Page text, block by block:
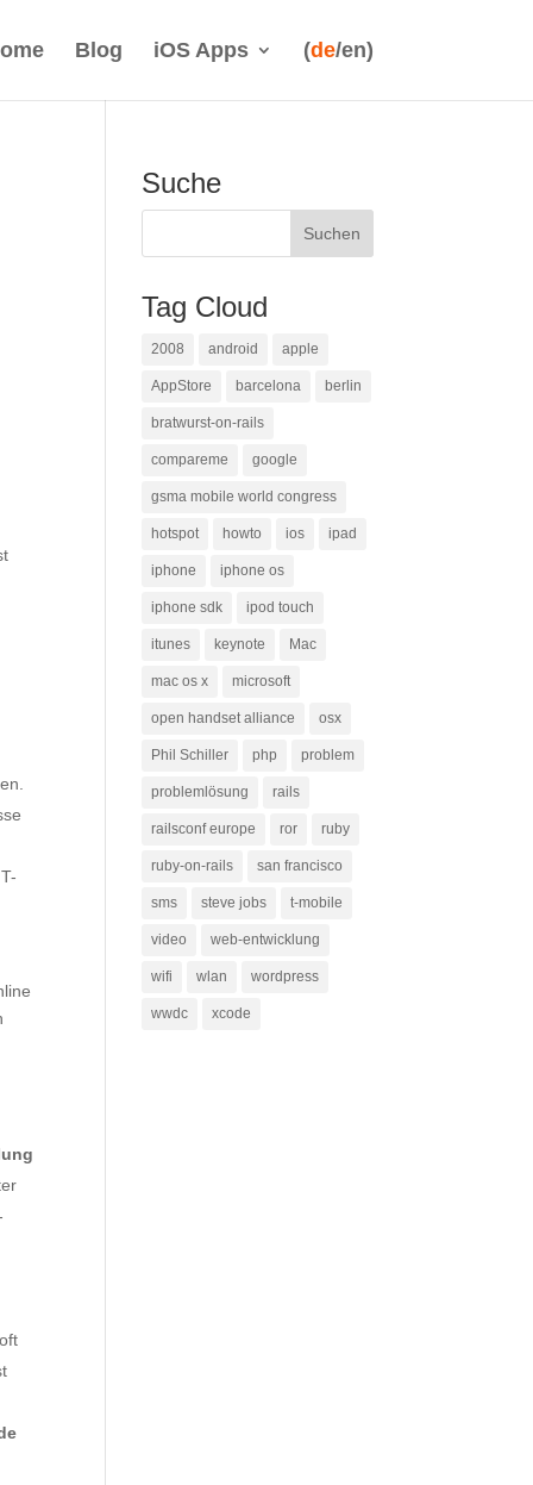
Blog iOS Apps (de/en)
Suche
Tag Cloud
2008 android apple
AppStore barcelona berlin
bratwurst-on-rails
compareme google
gsma mobile world congress
hotspot howto ios ipad
iphone iphone os
iphone sdk ipod touch
itunes keynote Mac
mac os x microsoft
open handset alliance osx
Phil Schiller php problem
problemlösung rails
railsconf europe ror ruby
ruby-on-rails san francisco
sms steve jobs t-mobile
video web-entwicklung
wifi wlan wordpress
wwdc xcode